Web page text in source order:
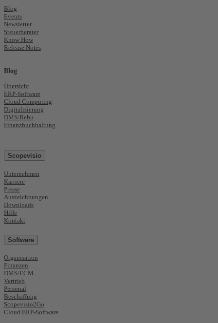
Blog
Events
Newsletter
Steuerberater
Know How
Release Notes
Blog
Übersicht
ERP-Software
Cloud Computing
Digitalisierung
DMS/Rebu
Finanzbuchhaltung
Scopevisio
Unternehmen
Karriere
Presse
Auszeichnungen
Downloads
Hilfe
Kontakt
Software
Organisation
Finanzen
DMS/ECM
Vertrieb
Personal
Beschaffung
Scopevisio2Go
Cloud ERP-Software